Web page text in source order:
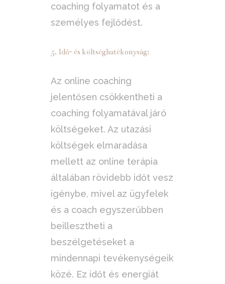
coaching folyamatot és a
személyes fejlődést.
5. Idő- és költséghatékonyság:
Az online coaching
jelentősen csökkentheti a
coaching folyamatával járó
költségeket. Az utazási
költségek elmaradása
mellett az online terápia
általában rövidebb időt vesz
igénybe, mivel az ügyfelek
és a coach egyszerűbben
beillesztheti a
beszélgetéseket a
mindennapi tevékenységeik
közé. Ez időt és energiát